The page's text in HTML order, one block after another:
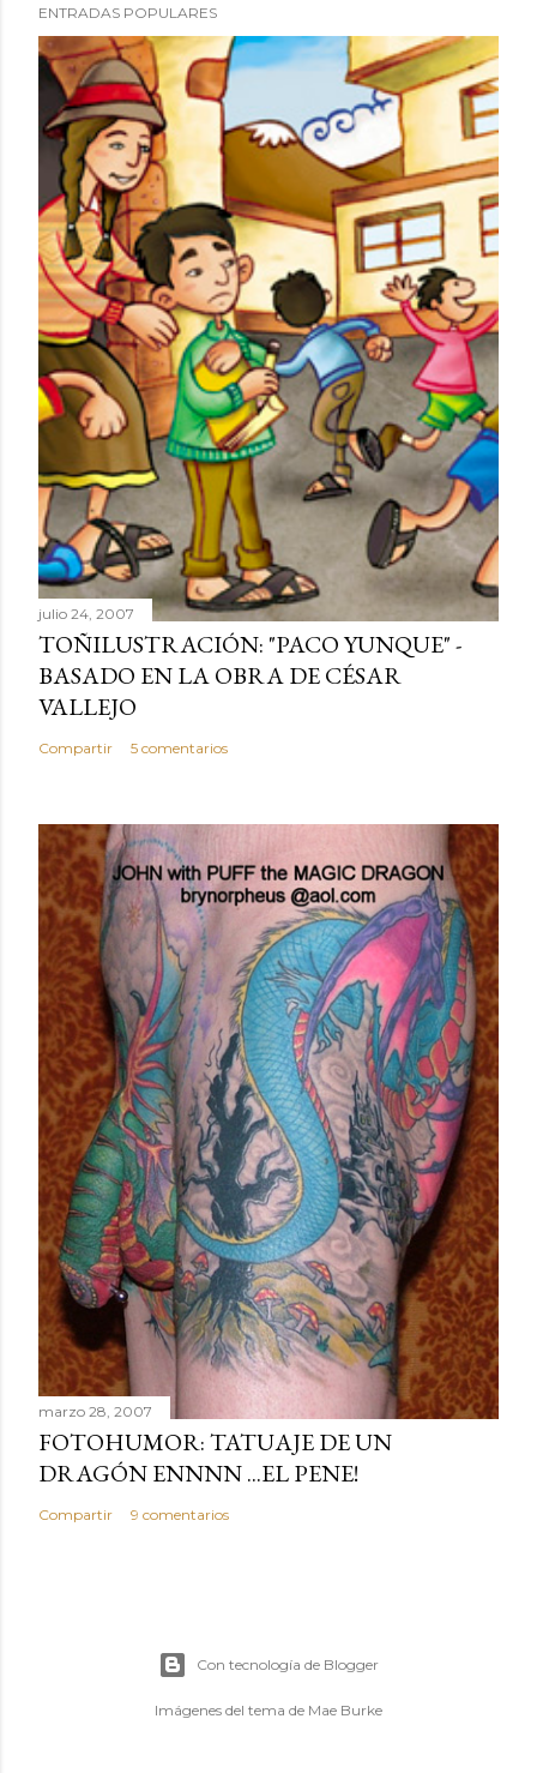
ENTRADAS POPULARES
julio 24, 2007
TOÑILUSTRACIÓN: "PACO YUNQUE" -
BASADO EN LA OBRA DE CÉSAR
VALLEJO
Compartir 5 comentarios
marzo 28, 2007
FOTOHUMOR: TATUAJE DE UN
DRAGÓN ENNNN ...EL PENE!
Compartir 9 comentarios
Con tecnología de Blogger
Imágenes del tema de Mae Burke